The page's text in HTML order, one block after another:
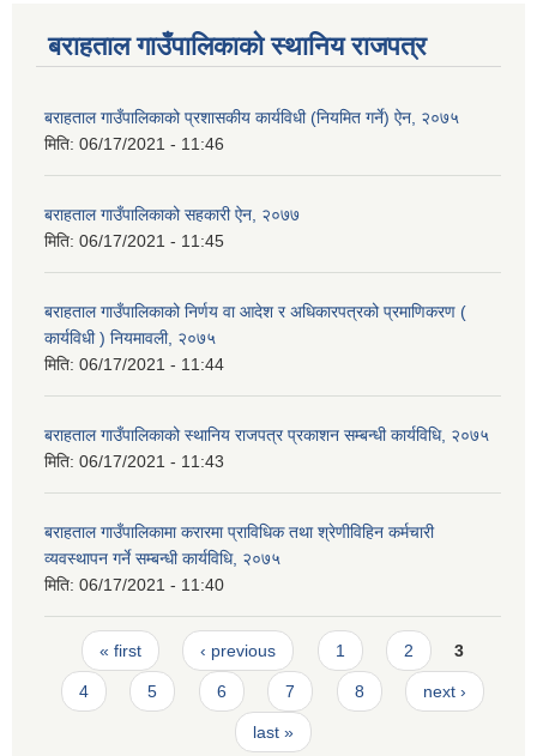
बराहताल गाउँपालिकाको स्थानिय राजपत्र
बराहताल गाउँपालिकाको प्रशासकीय कार्यविधी (नियमित गर्ने) ऐन, २०७५
मिति: 06/17/2021 - 11:46
बराहताल गाउँपालिकाको सहकारी ऐन, २०७७
मिति: 06/17/2021 - 11:45
बराहताल गाउँपालिकाको निर्णय वा आदेश र अधिकारपत्रको प्रमाणिकरण (
कार्यविधी ) नियमावली, २०७५
मिति: 06/17/2021 - 11:44
बराहताल गाउँपालिकाको स्थानिय राजपत्र प्रकाशन सम्बन्धी कार्यविधि, २०७५
मिति: 06/17/2021 - 11:43
बराहताल गाउँपालिकामा करारमा प्राविधिक तथा श्रेणीविहिन कर्मचारी
व्यवस्थापन गर्ने सम्बन्धी कार्यविधि, २०७५
मिति: 06/17/2021 - 11:40
Pages
« first ‹ previous 1 2 3
4 5 6 7 8 next ›
last »